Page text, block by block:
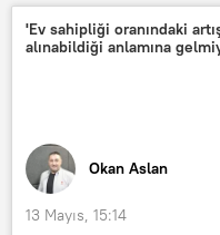
Genç işsizlik
'Ev sahipliği oranındaki
alınabildiği anlamına
Okan Aslan
13 Mayıs, 15:14